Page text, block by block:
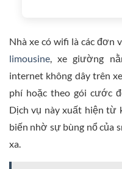
Nhà xe có wifi là các đơn
limousine , xe giường
internet không dây trên
phí hoặc theo gói cước
Dịch vụ này xuất hiện từ
biến nhờ sự bùng nổ của
xa.